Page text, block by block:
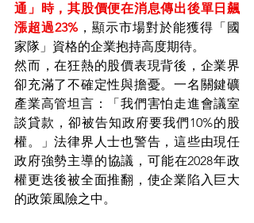
通」時，其股價便在消息傳出後單日飆
漲超過23% ，顯示市場對於能獲得「國
家隊」資格的企業抱持高度期待。
然而，在狂熱的股價表現背後，企業界
卻充滿了不確定性與擔憂。一名關鍵礦
產業高管坦言：「我們害怕走進會議室
談貸款，卻被告知政府要我們10%的股
權。」法律界人士也警告，這些由現任
政府強勢主導的協議，可能在2028年政
權更迭後被全面推翻，使企業陷入巨大
的政策風險之中。